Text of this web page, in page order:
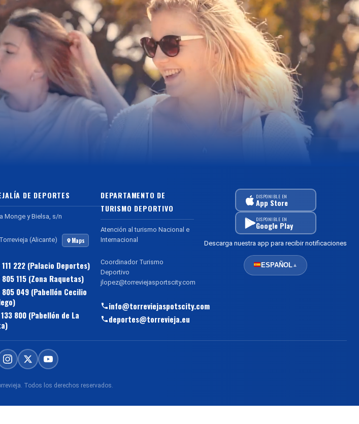
DE DEPORTES
Monge y Bielsa, s/n
(Alicante) Maps
111 222 (Palacio Deportes)
805 115 (Zona Raquetas)
805 049 (Pabellón Cecilio
800 (Pabellón de La
DEPARTAMENTO DE
TURISMO DEPORTIVO
Atención al turismo Nacional e
Internacional
Coordinador Turismo
Deportivo
jlopez@torreviejasportscity.com
info@torreviejaspotscity.com
deportes@torrevieja.eu
DISPONIBLE EN
App Store
DISPONIBLE EN
Google Play
Descarga nuestra app para recibir notificaciones
ESPAÑOL▲
Todos los derechos reservados.